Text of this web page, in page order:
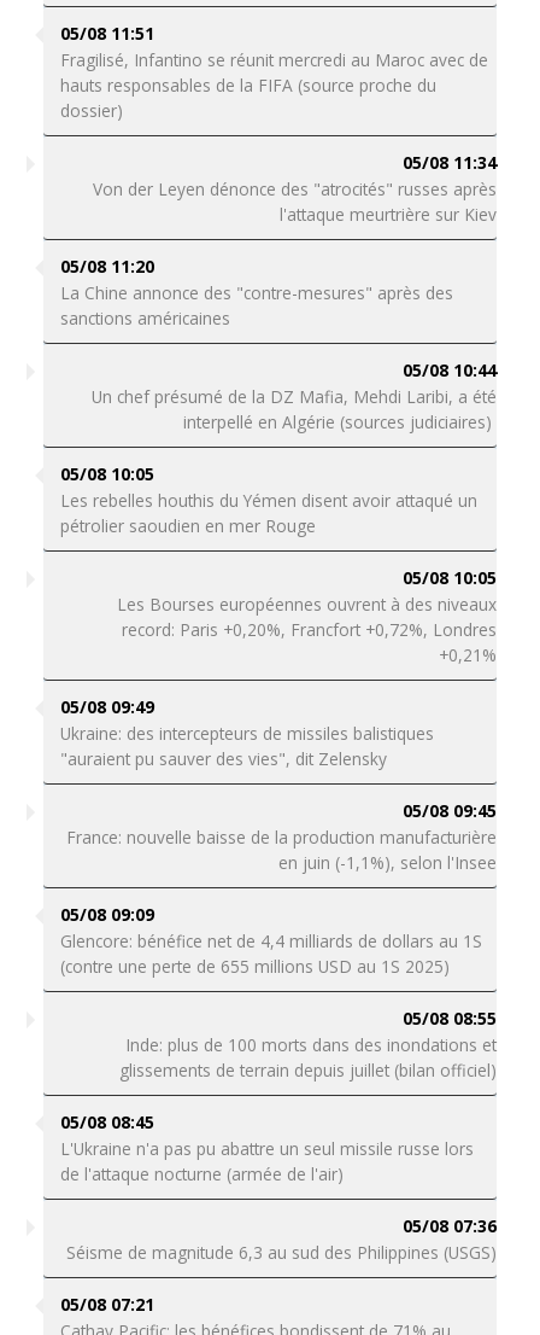
05/08 11:51
Fragilisé, Infantino se réunit mercredi au Maroc avec de
hauts responsables de la FIFA (source proche du
dossier)
05/08 11:34
Von der Leyen dénonce des "atrocités" russes après
l'attaque meurtrière sur Kiev
05/08 11:20
La Chine annonce des "contre-mesures" après des
sanctions américaines
05/08 10:44
Un chef présumé de la DZ Mafia, Mehdi Laribi, a été
interpellé en Algérie (sources judiciaires)
05/08 10:05
Les rebelles houthis du Yémen disent avoir attaqué un
pétrolier saoudien en mer Rouge
05/08 10:05
Les Bourses européennes ouvrent à des niveaux
record: Paris +0,20%, Francfort +0,72%, Londres
+0,21%
05/08 09:49
Ukraine: des intercepteurs de missiles balistiques
"auraient pu sauver des vies", dit Zelensky
05/08 09:45
France: nouvelle baisse de la production manufacturière
en juin (-1,1%), selon l'Insee
05/08 09:09
Glencore: bénéfice net de 4,4 milliards de dollars au 1S
(contre une perte de 655 millions USD au 1S 2025)
05/08 08:55
Inde: plus de 100 morts dans des inondations et
glissements de terrain depuis juillet (bilan officiel)
05/08 08:45
L'Ukraine n'a pas pu abattre un seul missile russe lors
de l'attaque nocturne (armée de l'air)
05/08 07:36
Séisme de magnitude 6,3 au sud des Philippines (USGS)
05/08 07:21